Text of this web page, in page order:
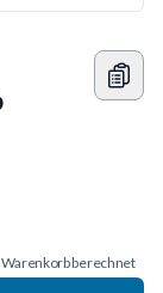
berechnet